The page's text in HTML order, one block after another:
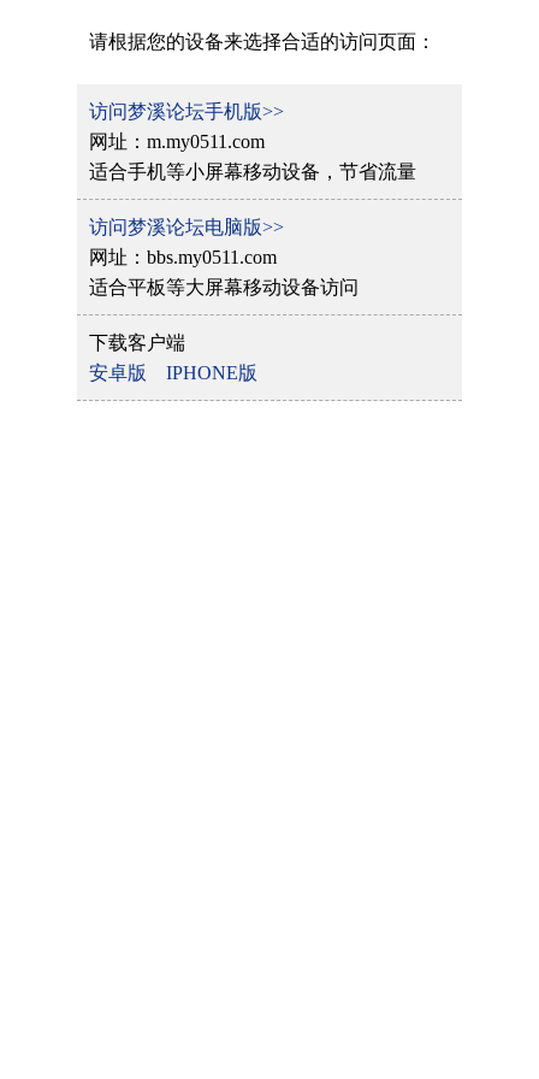
请根据您的设备来选择合适的访问页面：
访问梦溪论坛手机版>>
网址：m.my0511.com
适合手机等小屏幕移动设备，节省流量
访问梦溪论坛电脑版>>
网址：bbs.my0511.com
适合平板等大屏幕移动设备访问
下载客户端
安卓版
IPHONE版